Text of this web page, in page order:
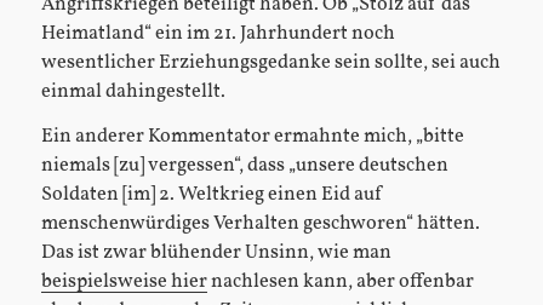
Heimatland“ ein im 21. Jahrhundert noch
wesentlicher Erziehungsgedanke sein sollte, sei auch
einmal dahingestellt.
Ein anderer Kommentator ermahnte mich, „bitte
niemals [zu] vergessen“, dass „unsere deutschen
Soldaten [im] 2. Weltkrieg einen Eid auf
menschenwürdiges Verhalten geschworen“ hätten.
Das ist zwar blühender Unsinn, wie man
beispielsweise hiernachlesen kann, aber offenbar